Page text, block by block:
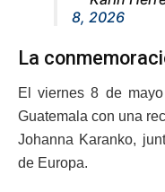
8, 2026
La
El viernes 8 de
Guatemala con una
Johanna Karanko,
de Europa.